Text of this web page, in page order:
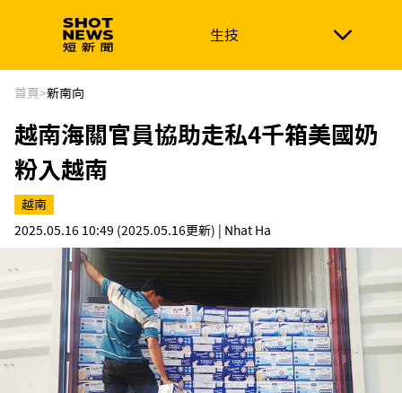
生技
生技 政治
新南向 體育
首頁>新南向
越南海關官員協助走私4千箱美國奶
粉入越南
越南
2025.05.16 10:49 (2025.05.16更新) | Nhat Ha